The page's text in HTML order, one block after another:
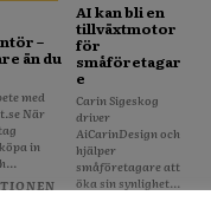
–
än du
med
När
in
AI kan bli en
tillväxtmotor
för
småföretagar
e
Carin Sigeskog
driver
AiCarinDesign och
hjälper
småföretagare att
öka sin synlighet...